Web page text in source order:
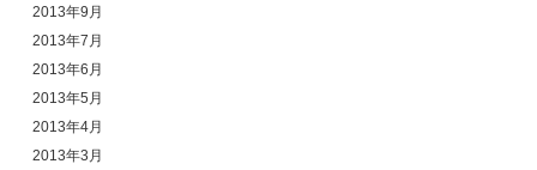
2013年9月
2013年7月
2013年6月
2013年5月
2013年4月
2013年3月